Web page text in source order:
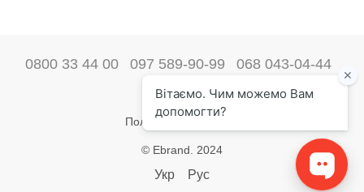
0800 33 44 00 097 589-90-99 068 043-04-44
Наши контакты
Полная версия сайта
© Ebrand. 2024
Укр Рус